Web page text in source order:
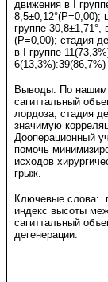
движения в I
8,5±0,12°(P=0,00);
группе 30,8±1,71°,
(Р=0,00); стадия
в I группе
Выводы: По нашим
сагиттальный
лордоза, стадия
значимую
Дооперационный
помочь
исходов
грыж.
Ключевые слова:
индекс высоты
сагиттальный
дегенерации.